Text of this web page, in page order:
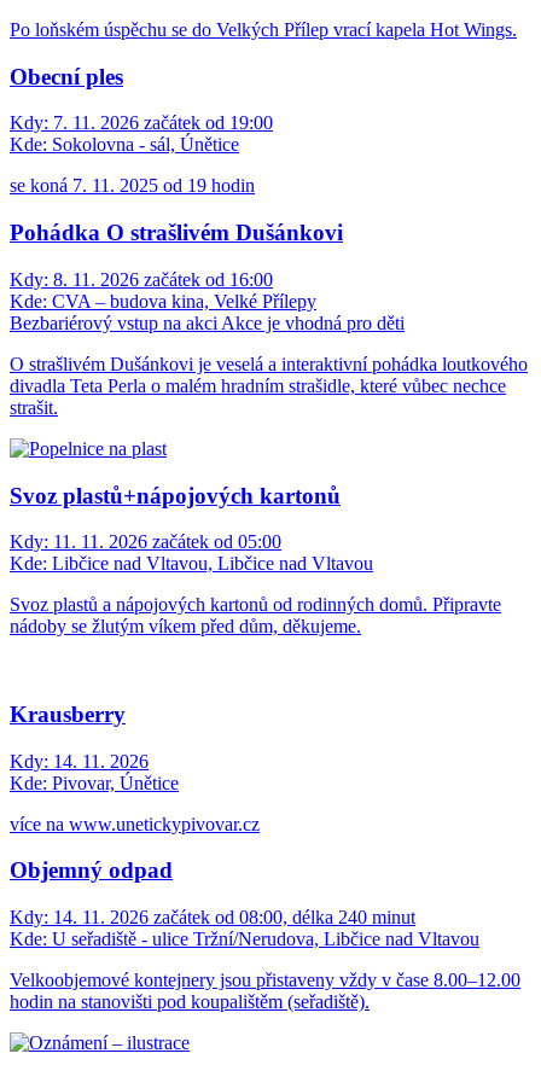
Po loňském úspěchu se do Velkých Přílep vrací kapela Hot Wings.
Obecní ples
Kdy: 7. 11. 2026 začátek od 19:00
Kde: Sokolovna - sál, Únětice
se koná 7. 11. 2025 od 19 hodin
Pohádka O strašlivém Dušánkovi
Kdy: 8. 11. 2026 začátek od 16:00
Kde: CVA – budova kina, Velké Přílepy
Bezbariérový vstup na akci Akce je vhodná pro děti
O strašlivém Dušánkovi je veselá a interaktivní pohádka loutkového
divadla Teta Perla o malém hradním strašidle, které vůbec nechce
strašit.
Svoz plastů+nápojových kartonů
Kdy: 11. 11. 2026 začátek od 05:00
Kde: Libčice nad Vltavou, Libčice nad Vltavou
Svoz plastů a nápojových kartonů od rodinných domů. Připravte
nádoby se žlutým víkem před dům, děkujeme.
Krausberry
Kdy: 14. 11. 2026
Kde: Pivovar, Únětice
více na www.unetickypivovar.cz
Objemný odpad
Kdy: 14. 11. 2026 začátek od 08:00, délka 240 minut
Kde: U seřadiště - ulice Tržní/Nerudova, Libčice nad Vltavou
Velkoobjemové kontejnery jsou přistaveny vždy v čase 8.00–12.00
hodin na stanovišti pod koupalištěm (seřadiště).